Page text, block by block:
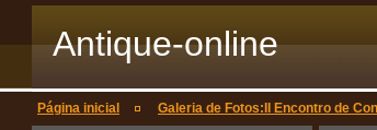
Antique-online
Página inicial Galeria de Fotos:II Encontro de